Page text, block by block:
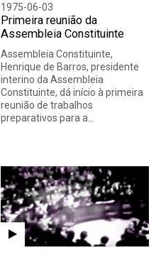
1975-06-03
Primeira reunião da
Assembleia Constituinte
Assembleia Constituinte,
Henrique de Barros, presidente
interino da Assembleia
Constituinte, dá início à primeira
reunião de trabalhos
preparativos para a…